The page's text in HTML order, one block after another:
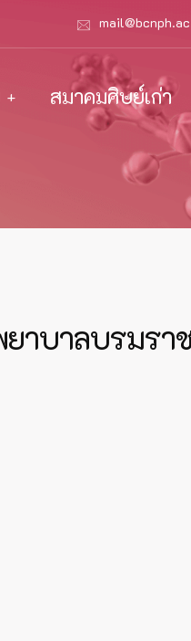
สมาคมศิษย์เก่า
าบาลบรมรา